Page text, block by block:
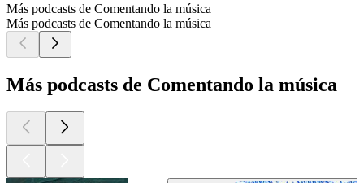
Más podcasts de Comentando la música
Más podcasts de Comentando la música
Más podcasts de Comentando la música